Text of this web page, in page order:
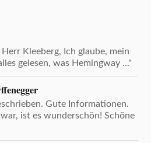
Kleeberg, Ich glaube, mein
gelesen, was Hemingway ..."
Gute Informationen.
ist es wunderschön! Schöne